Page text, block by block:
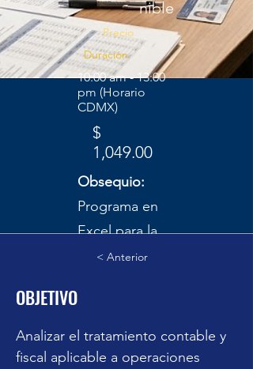
nible
Precio
Duración
10:00 am - 13:00
pm (Horario
CDMX)
$
1,049.00
Obsequio:
Programa en
Excel para la
determinación
Inscripción y pago
< Anterior
OBJETIVO
Analizar el tratamiento contable y
fiscal aplicable a operaciones